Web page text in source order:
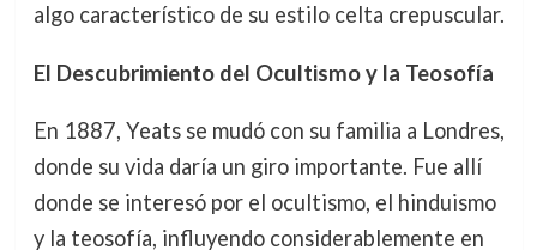
algo característico de su estilo celta crepuscular.
El Descubrimiento del Ocultismo y la Teosofía
En 1887, Yeats se mudó con su familia a Londres,
donde su vida daría un giro importante. Fue allí
donde se interesó por el ocultismo, el hinduismo
y la teosofía, influyendo considerablemente en